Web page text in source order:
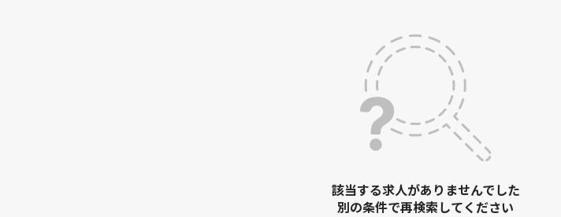
該当する求人がありませんでした
別の条件で再検索してください